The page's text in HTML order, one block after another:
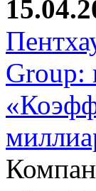
Group: